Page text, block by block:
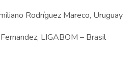
Rodríguez Mareco, Uruguay
LIGABOM – Brasil